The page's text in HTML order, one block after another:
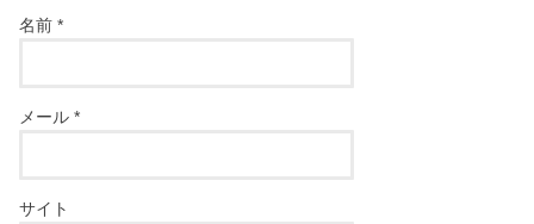
名前*
メール*
サイト